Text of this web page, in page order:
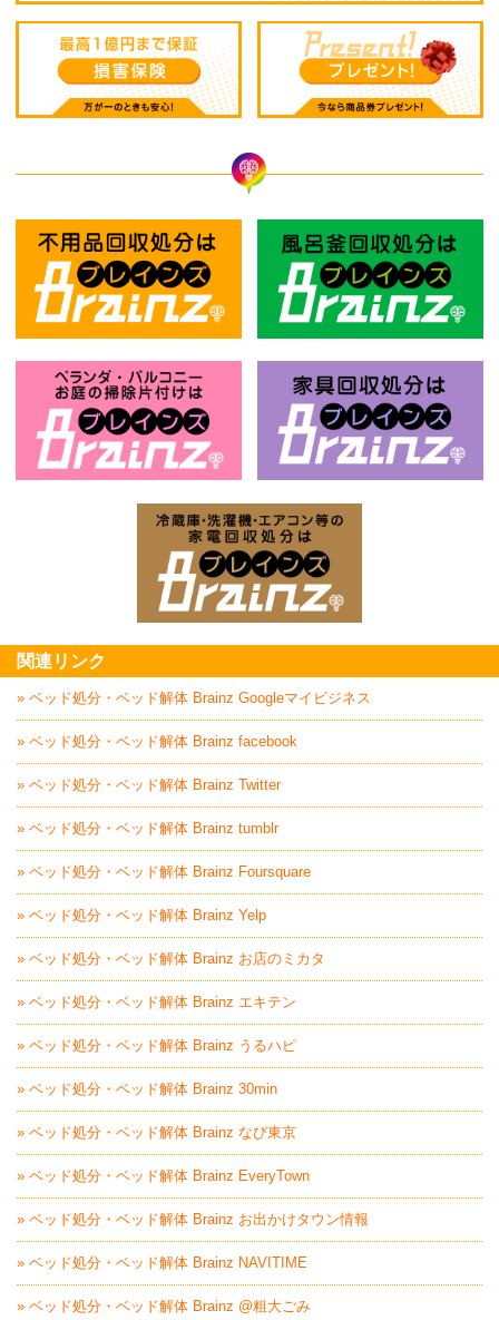
関連リンク
» ベッド処分・ベッド解体 Brainz Googleマイビジネス
» ベッド処分・ベッド解体 Brainz facebook
» ベッド処分・ベッド解体 Brainz Twitter
» ベッド処分・ベッド解体 Brainz tumblr
» ベッド処分・ベッド解体 Brainz Foursquare
» ベッド処分・ベッド解体 Brainz Yelp
» ベッド処分・ベッド解体 Brainz お店のミカタ
» ベッド処分・ベッド解体 Brainz エキテン
» ベッド処分・ベッド解体 Brainz うるハピ
» ベッド処分・ベッド解体 Brainz 30min
» ベッド処分・ベッド解体 Brainz なび東京
» ベッド処分・ベッド解体 Brainz EveryTown
» ベッド処分・ベッド解体 Brainz お出かけタウン情報
» ベッド処分・ベッド解体 Brainz NAVITIME
» ベッド処分・ベッド解体 Brainz @粗大ごみ